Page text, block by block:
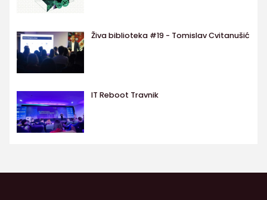
Živa biblioteka #19 - Tomislav Cvitanušić
IT Reboot Travnik